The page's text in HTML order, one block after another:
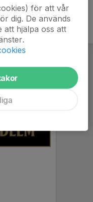
för att vår
dig. De används
att hjälpa oss att